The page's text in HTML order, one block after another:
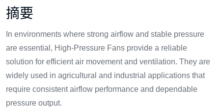
摘要
In environments where strong airflow and stable pressure
are essential, High-Pressure Fans provide a reliable
solution for efficient air movement and ventilation. They are
widely used in agricultural and industrial applications that
require consistent airflow performance and dependable
pressure output.